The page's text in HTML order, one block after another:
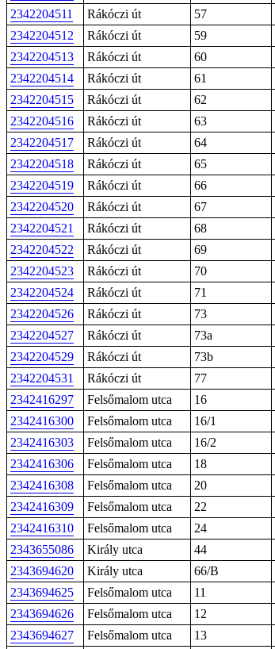
2342204511
Rákóczi út 57
2342204512
Rákóczi út 59
2342204513
Rákóczi út 60
2342204514
Rákóczi út 61
2342204515
Rákóczi út 62
2342204516
Rákóczi út 63
2342204517
Rákóczi út 64
2342204518
Rákóczi út 65
2342204519
Rákóczi út 66
2342204520
Rákóczi út 67
2342204521
Rákóczi út 68
2342204522
Rákóczi út 69
2342204523
Rákóczi út 70
2342204524
Rákóczi út 71
2342204526
Rákóczi út 73
2342204527
Rákóczi út 73a
2342204529
Rákóczi út 73b
2342204531
Rákóczi út 77
2342416297
Felsőmalom utca 16
2342416300
Felsőmalom utca 16/1
2342416303
Felsőmalom utca 16/2
2342416306
Felsőmalom utca 18
2342416308
Felsőmalom utca 20
2342416309
Felsőmalom utca 22
2342416310
Felsőmalom utca 24
2343655086
Király utca 44
2343694620
Király utca 66/B
2343694625
Felsőmalom utca 11
2343694626
Felsőmalom utca 12
2343694627
Felsőmalom utca 13